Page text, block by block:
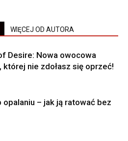
WIĘCEJ OD AUTORA
Desire: Nowa owocowa
której nie zdołasz się oprzeć!
opalaniu – jak ją ratować bez